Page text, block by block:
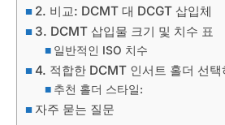
2. 비교: DCMT 대 DCGT 삽입체
3. DCMT 삽입물 크기 및 치수 표
일반적인 ISO 치수
4. 적합한 DCMT 인서트 홀더 선택
추천 홀더 스타일:
자주 묻는 질문